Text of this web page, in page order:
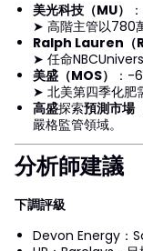
美光科技（MU）
➤ 高階主管以780
Ralph Lauren（
➤ 任命
美盛（MOS）
：-
➤ 北美第四季化肥
高盛探索預測市場
嚴格監管領域。
分析師建議
下調評級
Devon Energy：